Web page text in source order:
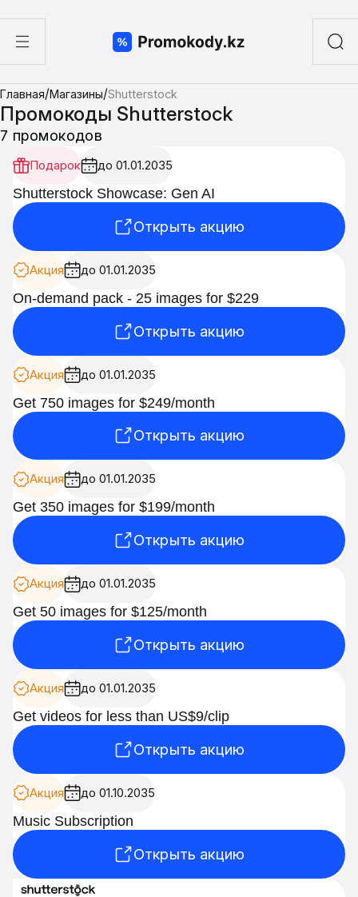
суши
Главная/Магазины/Shutterstock
Промокоды Shutterstock
7 промокодов
Подарок до 01.01.2035
Shutterstock Showcase: Gen AI
Открыть акцию
Акция до 01.01.2035
On-demand pack - 25 images for $229
Открыть акцию
Акция до 01.01.2035
Get 750 images for $249/month
Открыть акцию
Акция до 01.01.2035
Get 350 images for $199/month
Открыть акцию
Акция до 01.01.2035
Get 50 images for $125/month
Открыть акцию
Акция до 01.01.2035
Get videos for less than US$9/clip
Открыть акцию
Акция до 01.10.2035
Music Subscription
Открыть акцию